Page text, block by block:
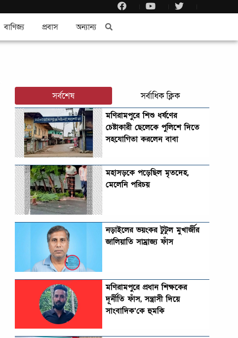
বাণিজ্য প্রবাস অন্যান্য
সর্বশেষ সর্বাধিক ক্লিক
মণিরামপুরে শিশু ধর্ষণের
চেষ্টাকারী ছেলেকে পুলিশে দিতে
সহযোগিতা করলেন বাবা
মহাসড়কে পড়েছিল মৃতদেহ,
মেলেনি পরিচয়
নড়াইলের ভয়ংকর টুটুল মুখার্জীর
জালিয়াতি সাম্রাজ্য ফাঁস
মণিরামপুরে প্রধান শিক্ষকের
দূর্নীতি ফাঁস, সন্ত্রাসী দিয়ে
সাংবাদিক’কে হুমকি